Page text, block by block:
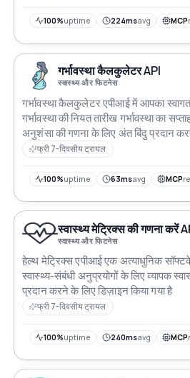
100%uptime 224msavg MCP
गर्भावस्था कैलकुलेटर API
स्वास्थ्य और फिटनेस
गर्भावस्था कैलकुलेटर एपीआई में आपका
गर्भावस्था की नियत तारीख गर्भावस्था का
अनुशंसा की गणना के लिए अंत बिंदु प्रदान
इन गणनाओं को अपने ऐप्स वेबसाइटों या किसी
फ्री 7-दिवसीय ट्रायल
100%uptime 63msavg MCP
स्वास्थ्य मेट्रिक्स की गणना करें
स्वास्थ्य और फिटनेस
हेल्थ मेट्रिक्स एपीआई एक अत्याधुनिक
स्वास्थ्य-संबंधी अनुप्रयोगों के लिए व्यापक
प्रदान करने के लिए डिज़ाइन किया गया है
फ्री 7-दिवसीय ट्रायल
100%uptime 240msavg MCP